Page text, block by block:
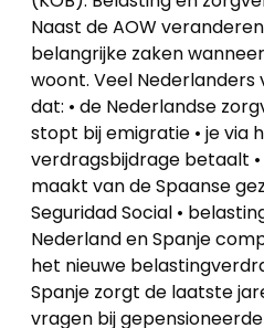
Naast de AOW
belangrijke zaken
woont. Veel
dat: • de Nederlandse
stopt bij emigratie • je via
verdragsbijdrage betaalt
maakt van de Spaanse
Seguridad Social •
Nederland en Spanje
het nieuwe
Spanje zorgt de laatste
vragen bij